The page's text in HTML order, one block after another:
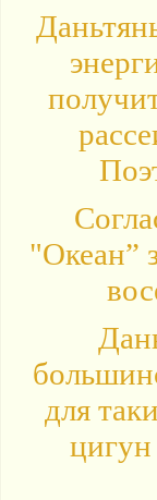
"Океан”
для